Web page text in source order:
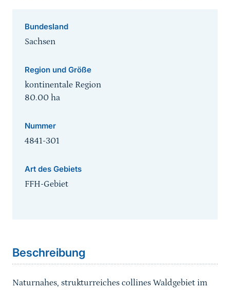
Bundesland
Sachsen
Region und Größe
kontinentale Region
80.00 ha
Nummer
4841-301
Art des Gebiets
FFH-Gebiet
Beschreibung
Naturnahes, strukturreiches collines Waldgebiet im